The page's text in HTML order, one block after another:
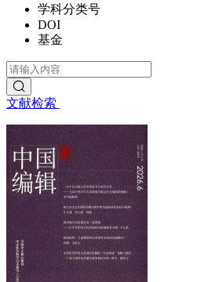
学科分类号
DOI
基金
文献检索